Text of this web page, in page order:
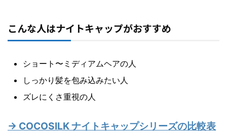
こんな人はナイトキャップがおすすめ
ショート〜ミディアムヘアの人
しっかり髪を包み込みたい人
ズレにくさ重視の人
→ COCOSILK ナイトキャップシリーズの比較表